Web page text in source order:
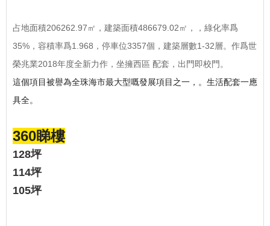
占地面積206262.97㎡，建築面積486679.02㎡，，綠化率爲
35%，容積率爲1.968，停車位3357個，建築層數1-32層。作爲世
榮兆業2018年度全新力作，坐擁西區 配套，出門即校門。
這個項目被譽為全珠海市最大型嘅發展項目之一， 。 生活配套一應
具全。
360睇樓
128坪
114坪
105坪